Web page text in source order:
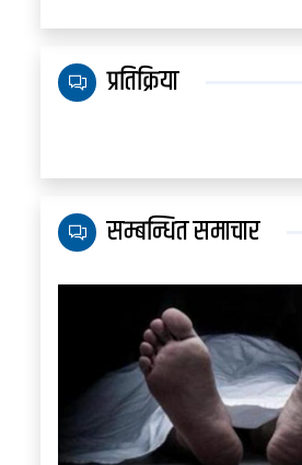
प्रतिक्रिया
सम्बन्धित समाचार